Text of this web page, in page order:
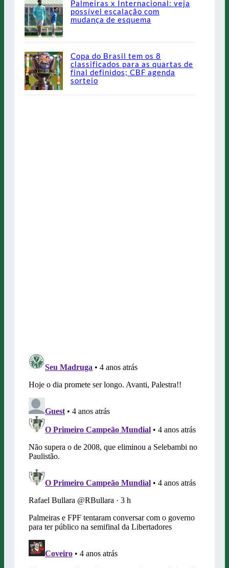
Palmeiras x Internacional: veja
possível escalação com
mudança de esquema
Copa do Brasil tem os 8
classificados para as quartas de
final definidos; CBF agenda
sorteio